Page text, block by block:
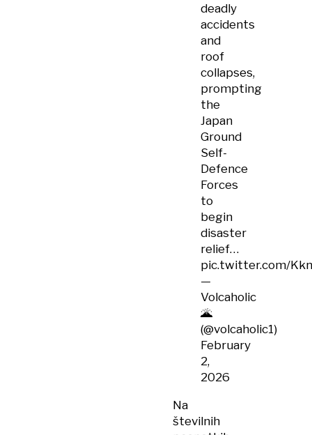
deadly
accidents
and
roof
collapses,
prompting
the
Japan
Ground
Self-
Defence
Forces
to
begin
disaster
relief…
pic.twitter.com/
—
Volcaholic
🌋
(@volcaholic1)
February
2,
2026
Na
številnih